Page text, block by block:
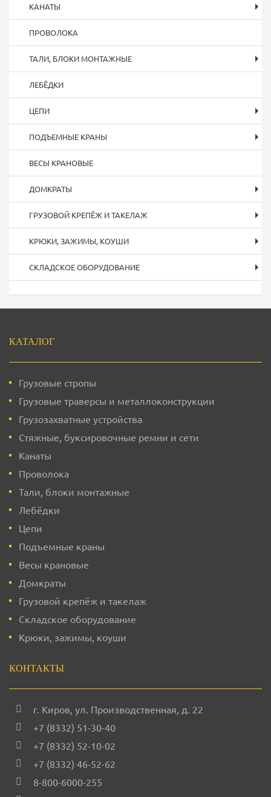
КАНАТЫ
ПРОВОЛОКА
ТАЛИ, БЛОКИ МОНТАЖНЫЕ
ЛЕБЁДКИ
ЦЕПИ
ПОДЪЕМНЫЕ КРАНЫ
ВЕСЫ КРАНОВЫЕ
ДОМКРАТЫ
ГРУЗОВОЙ КРЕПЁЖ И ТАКЕЛАЖ
КРЮКИ, ЗАЖИМЫ, КОУШИ
СКЛАДСКОЕ ОБОРУДОВАНИЕ
КАТАЛОГ
Грузовые стропы
Грузовые траверсы и металлоконструкции
Грузозахватные устройства
Стяжные, буксировочные ремни и сети
Канаты
Проволока
Тали, блоки монтажные
Лебёдки
Цепи
Подъемные краны
Весы крановые
Домкраты
Грузовой крепёж и такелаж
Складское оборудование
Крюки, зажимы, коуши
КОНТАКТЫ
г. Киров, ул. Производственная, д. 22
+7 (8332) 51-30-40
+7 (8332) 52-10-02
+7 (8332) 46-52-62
8-800-6000-255